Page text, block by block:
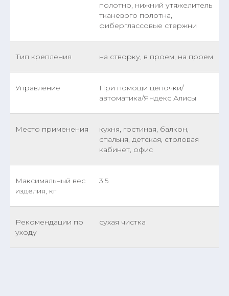
полотно, нижний утяжелитель
тканевого полотна,
фиберглассовые стержни
Тип крепления на створку, в проем, на проем
Управление
При помощи цепочки/
автоматика/Яндекс Алисы
Место применения
кухня, гостиная, балкон,
спальня, детская, столовая
кабинет, офис
Максимальный вес
изделия, кг
3.5
Рекомендации по
уходу
сухая чистка